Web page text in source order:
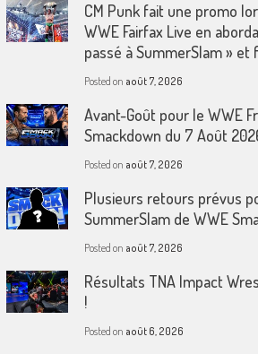
CM Punk fait une promo
WWE Fairfax Live en
passé à SummerSlam »
Posted on août 7, 2026
Avant-Goût pour le WWE
Smackdown du 7 Août
Posted on août 7, 2026
Plusieurs retours prévus
SummerSlam de WWE
Posted on août 7, 2026
Résultats TNA Impact
!
Posted on août 6, 2026